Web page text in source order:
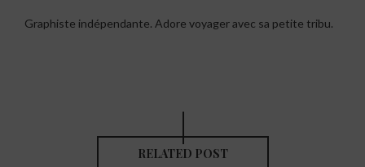
Graphiste indépendante. Adore voyager avec sa petite tribu.
RELATED POST